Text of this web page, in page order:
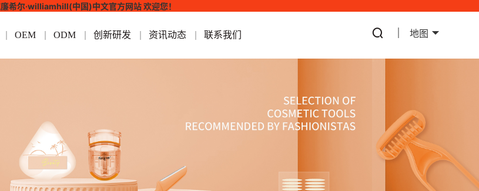
希尔·williamhill(中国)中文官方网站 欢迎您！
OEM ODM 创新研发 资讯动态 联系我们 地图